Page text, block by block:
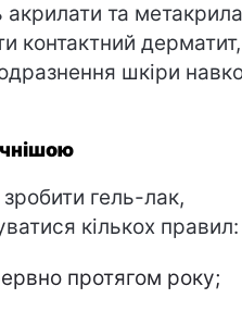
та
контактний дерматит,
шкіри
гель-лак,
кількох правил:
протягом року;